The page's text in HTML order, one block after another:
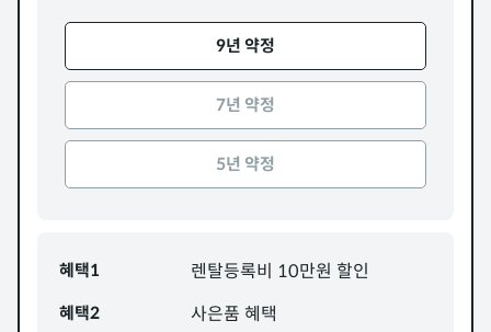
9년 약정
7년 약정
5년 약정
혜택1 렌탈등록비 10만원 할인
혜택2 사은품 혜택